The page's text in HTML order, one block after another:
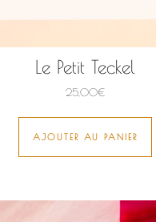
Le Petit Teckel
25,00€
AJOUTER AU PANIER